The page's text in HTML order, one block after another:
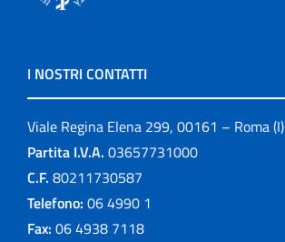
I NOSTRI CONTATTI
Viale Regina Elena 299, 00161 – Roma (I)
Partita I.V.A. 03657731000
C.F. 80211730587
Telefono: 06 4990 1
Fax: 06 4938 7118